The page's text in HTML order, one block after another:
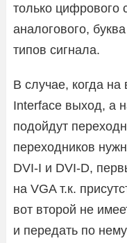
только цифрового
аналогового,
типов сигнала.
В случае, когда на
Interface выход, а
подойдут
переходников
DVI-I и DVI-D,
на VGA т.к.
вот второй не
и передать по